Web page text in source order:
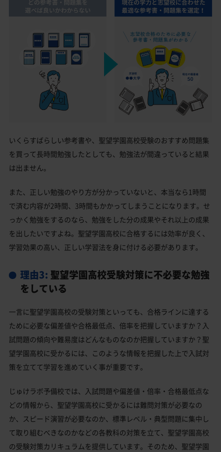
いくらすばらしい参考書や、聖望学園高校受験のおすすめ問題集
を買って長時間勉強したとしても、勉強法が間違っていると結果
は出ません。
また、正しい勉強のやり方が分かっていないと、本当なら1時間
で済む内容が2時間、3時間もかかってしまうことになります。せ
っかく勉強をするのなら、勉強をした分の成果やそれ以上の成果
を出したいですよね。聖望学園高校に合格するには効率が良く、
学習効果の高い、正しい学習法を身に付ける必要があります。
理由3: 聖望学園高校受験対策に不必要な勉強
をしている
一言に聖望学園高校の受験対策といっても、合格ラインに達する
ために必要な偏差値や合格最低点、倍率を把握していますか？入
試問題の傾向や難易度はどんなものなのか把握していますか？聖
望学園高校に受かるには、このような情報を把握した上で入試対
策を立てて学習を進めていく事が重要です。
じゅけラボ予備校では、入試問題や偏差値・倍率・合格最低点な
どの情報から、聖望学園高校に受かるには難問対策が必要なの
か、スピード演習が必要なのか、標準レベル・典型問題に集中し
て取り組むべきなのかなどの各教科の対策を立て、聖望学園高校
の受験対策カリキュラムを提供しています。そのため、聖望学園